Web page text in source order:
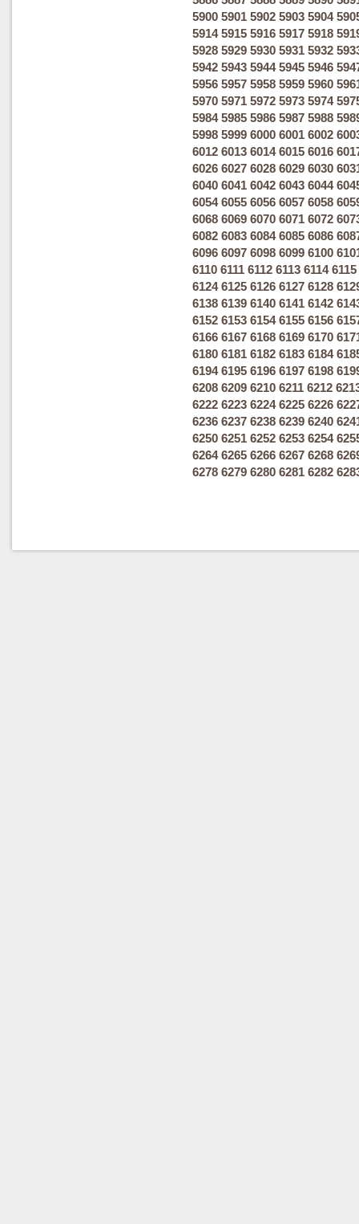
5900 5901 5902 5903 5904
5914 5915 5916 5917 5918
5928 5929 5930 5931 5932
5942 5943 5944 5945 5946
5956 5957 5958 5959 5960
5970 5971 5972 5973 5974
5984 5985 5986 5987 5988
5998 5999 6000 6001 6002
6012 6013 6014 6015 6016
6026 6027 6028 6029 6030
6040 6041 6042 6043 6044
6054 6055 6056 6057 6058
6068 6069 6070 6071 6072
6082 6083 6084 6085 6086
6096 6097 6098 6099 6100
6110 6111 6112 6113 6114 6115
6124 6125 6126 6127 6128
6138 6139 6140 6141 6142
6152 6153 6154 6155 6156
6166 6167 6168 6169 6170
6180 6181 6182 6183 6184
6194 6195 6196 6197 6198
6208 6209 6210 6211 6212
6222 6223 6224 6225 6226
6236 6237 6238 6239 6240
6250 6251 6252 6253 6254
6264 6265 6266 6267 6268
6278 6279 6280 6281 6282